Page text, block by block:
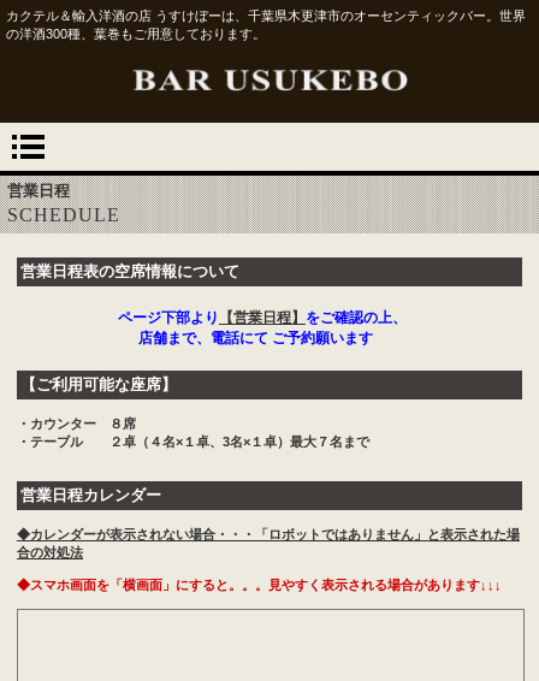
カクテル＆輸入洋酒の店 うすけぼーは、千葉県木更津市のオーセンティックバー。世界
の洋酒300種、葉巻もご用意しております。
営業日程
SCHEDULE
営業日程表の空席情報について
ページ下部より 【営業日程】 をご確認の上、
店舗まで、電話にて ご予約願います
【ご利用可能な座席】
・カウンター ８席
・テーブル ２卓（４名×１卓、3名×１卓）最大７名まで
営業日程カレンダー
◆カレンダーが表示されない場合・・・「ロボットではありません」と表示された場
合の対処法
◆スマホ画面を「横画面」にすると。。。見やすく表示される場合があります↓↓↓